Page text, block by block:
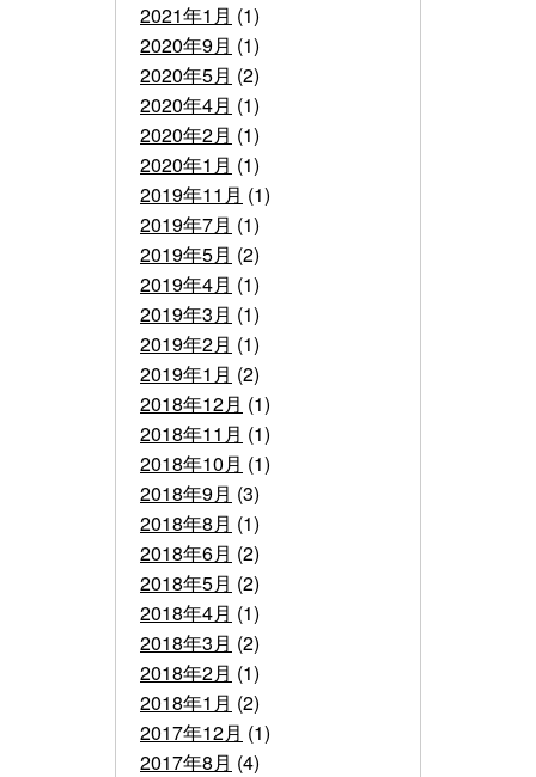
2021年1月 (1)
2020年9月 (1)
2020年5月 (2)
2020年4月 (1)
2020年2月 (1)
2020年1月 (1)
2019年11月 (1)
2019年7月 (1)
2019年5月 (2)
2019年4月 (1)
2019年3月 (1)
2019年2月 (1)
2019年1月 (2)
2018年12月 (1)
2018年11月 (1)
2018年10月 (1)
2018年9月 (3)
2018年8月 (1)
2018年6月 (2)
2018年5月 (2)
2018年4月 (1)
2018年3月 (2)
2018年2月 (1)
2018年1月 (2)
2017年12月 (1)
2017年8月 (4)